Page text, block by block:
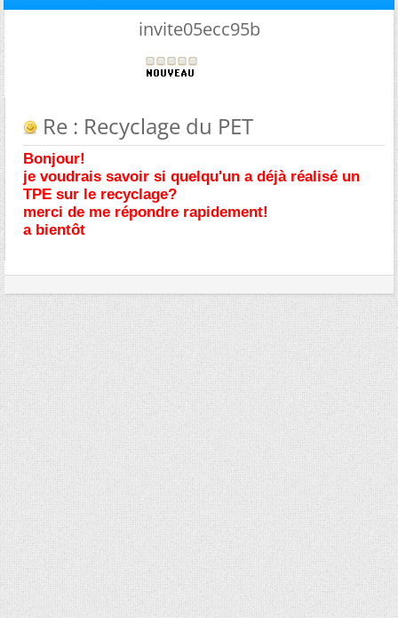
invite05ecc95b
Re : Recyclage du PET
Bonjour!
je voudrais savoir si quelqu'un a déjà réalisé un
TPE sur le recyclage?
merci de me répondre rapidement!
a bientôt